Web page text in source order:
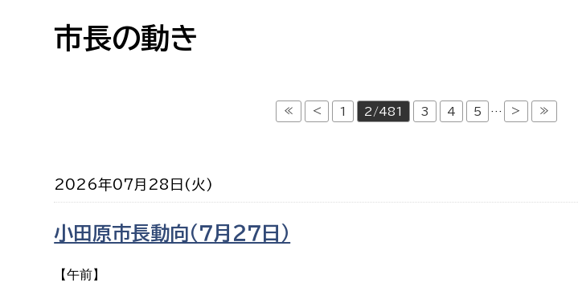
労働者
文化・生涯学習
行政経営
地域安全課
福祉健康部
福祉政策課
市長の動き
≪ < 1 2/481 3 4 5 … > ≫
2026年07月28日(火)
小田原市長動向（７月２７日）
【午前】